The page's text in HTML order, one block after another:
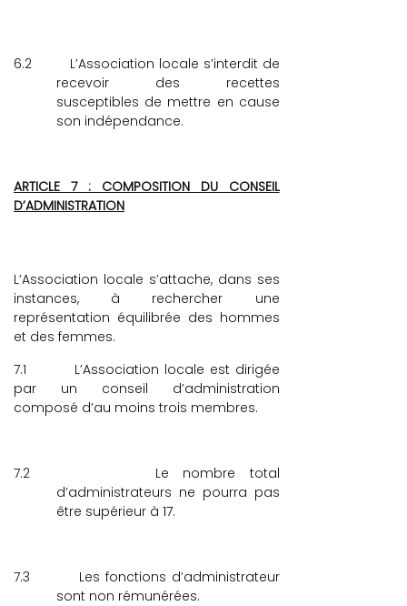
6.2
L’Association locale s’interdit de
recevoir des recettes
susceptibles de mettre en cause
son indépendance.
ARTICLE 7 : COMPOSITION DU CONSEIL
D’ADMINISTRATION
L’Association locale s’attache, dans ses
instances, à rechercher une
représentation équilibrée des hommes
et des femmes.
7.1
L’Association locale est dirigée
par un conseil d’administration
composé d’au moins trois membres.
7.2
Le nombre total
d’administrateurs ne pourra pas
être supérieur à17.
7.3
Les fonctions d’administrateur
sont non rémunérées.